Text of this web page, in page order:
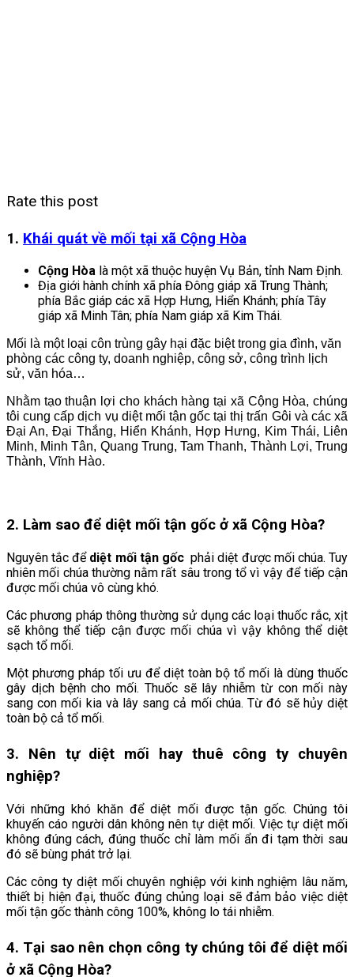
Rate this post
1. Khái quát về mối tại xã Cộng Hòa
Cộng Hòa là một xã thuộc huyện Vụ Bản, tỉnh Nam Định.
Địa giới hành chính xã phía Đông giáp xã Trung Thành;
phía Bắc giáp các xã Hợp Hưng, Hiển Khánh; phía Tây
giáp xã Minh Tân; phía Nam giáp xã Kim Thái.
Mối là một loại côn trùng gây hại đặc biệt trong gia đình, văn
phòng các công ty, doanh nghiệp, công sở, công trình lịch
sử, văn hóa…
Nhằm tạo thuận lợi cho khách hàng tại xã Cộng Hòa, chúng
tôi cung cấp dịch vụ diệt mối tận gốc tại thị trấn Gôi và các xã
Đại An, Đại Thắng, Hiển Khánh, Hợp Hưng, Kim Thái, Liên
Minh, Minh Tân, Quang Trung, Tam Thanh, Thành Lợi, Trung
Thành, Vĩnh Hào.
2. Làm sao để diệt mối tận gốc ở xã Cộng Hòa?
Nguyên tắc để diệt mối tận gốc phải diệt được mối chúa. Tuy
nhiên mối chúa thường nằm rất sâu trong tổ vì vậy để tiếp cận
được mối chúa vô cùng khó.
Các phương pháp thông thường sử dụng các loại thuốc rắc, xịt
sẽ không thể tiếp cận được mối chúa vì vậy không thể diệt
sạch tổ mối.
Một phương pháp tối ưu để diệt toàn bộ tổ mối là dùng thuốc
gây dịch bệnh cho mối. Thuốc sẽ lây nhiễm từ con mối này
sang con mối kia và lây sang cả mối chúa. Từ đó sẽ hủy diệt
toàn bộ cả tổ mối.
3. Nên tự diệt mối hay thuê công ty chuyên
nghiệp?
Với những khó khăn để diệt mối được tận gốc. Chúng tôi
khuyến cáo người dân không nên tự diệt mối. Việc tự diệt mối
không đúng cách, đúng thuốc chỉ làm mối ẩn đi tạm thời sau
đó sẽ bùng phát trở lại.
Các công ty diệt mối chuyên nghiệp với kinh nghiệm lâu năm,
thiết bị hiện đại, thuốc đúng chủng loại sẽ đảm bảo việc diệt
mối tận gốc thành công 100%, không lo tái nhiễm.
4. Tại sao nên chọn công ty chúng tôi để diệt mối
ở xã Cộng Hòa?